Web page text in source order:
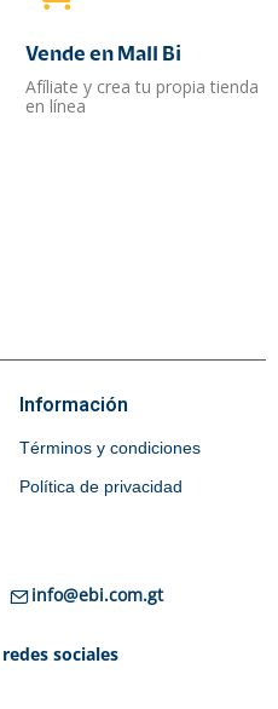
Vende en Mall Bi
Afíliate y crea tu propia tienda
en línea
Información
Términos y condiciones
Política de privacidad
info@ebi.com.gt
sociales